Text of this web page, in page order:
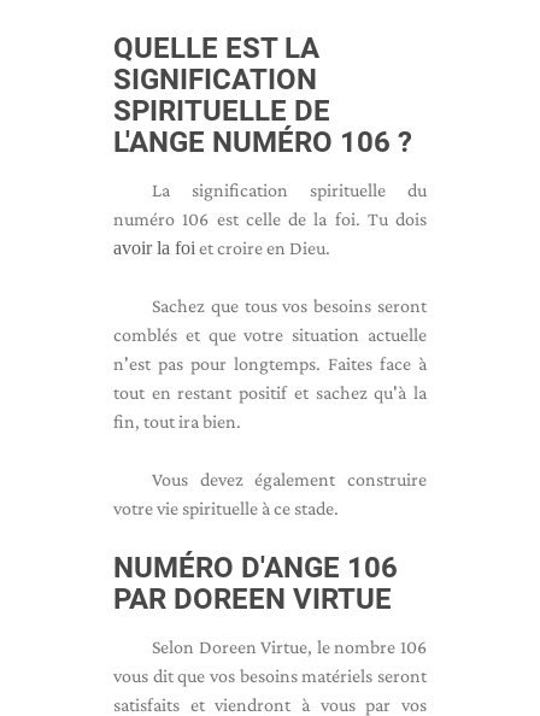
QUELLE EST LA
SIGNIFICATION
SPIRITUELLE DE
L'ANGE NUMÉRO 106 ?
La signification spirituelle du
numéro 106 est celle de la foi. Tu dois
avoir la foi et croire en Dieu.
Sachez que tous vos besoins seront
comblés et que votre situation actuelle
n'est pas pour longtemps. Faites face à
tout en restant positif et sachez qu'à la
fin, tout ira bien.
Vous devez également construire
votre vie spirituelle à ce stade.
NUMÉRO D'ANGE 106
PAR DOREEN VIRTUE
Selon Doreen Virtue, le nombre 106
vous dit que vos besoins matériels seront
satisfaits et viendront à vous par vos